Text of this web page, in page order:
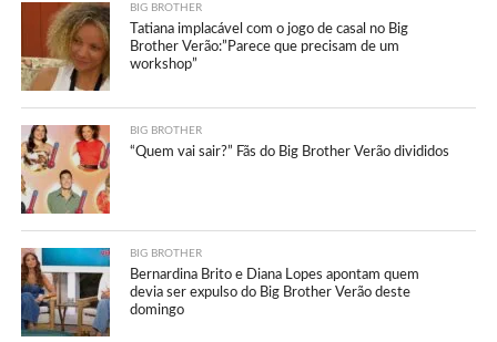
BIG BROTHER
Tatiana implacável com o jogo de casal no Big
Brother Verão:”Parece que precisam de um
workshop”
BIG BROTHER
“Quem vai sair?” Fãs do Big Brother Verão divididos
BIG BROTHER
Bernardina Brito e Diana Lopes apontam quem
devia ser expulso do Big Brother Verão deste
domingo